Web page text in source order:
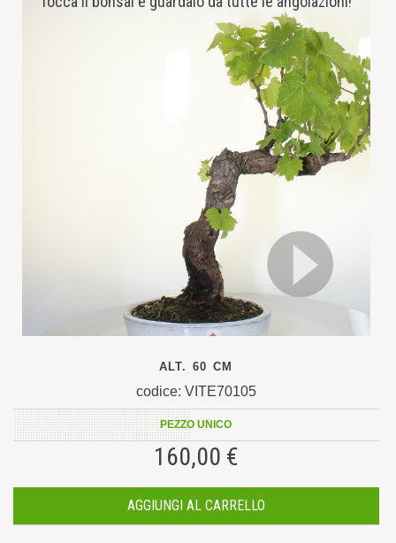
ALT. 60 CM
codice: VITE70105
PEZZO UNICO
160,00 €
AGGIUNGI AL CARRELLO